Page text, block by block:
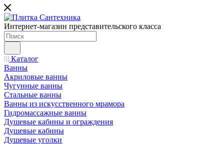
Интернет-магазин представительского класса
Каталог
Ванны
Акриловые ванны
Чугунные ванны
Стальные ванны
Ванны из искусственного мрамора
Гидромассажные ванны
Душевые кабины и ограждения
Душевые кабины
Душевые уголки